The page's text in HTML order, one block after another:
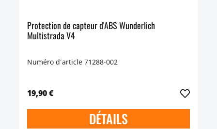
Protection de capteur d'ABS Wunderlich
Multistrada V4
Numéro d´article 71288-002
19,90 €
DÉTAILS